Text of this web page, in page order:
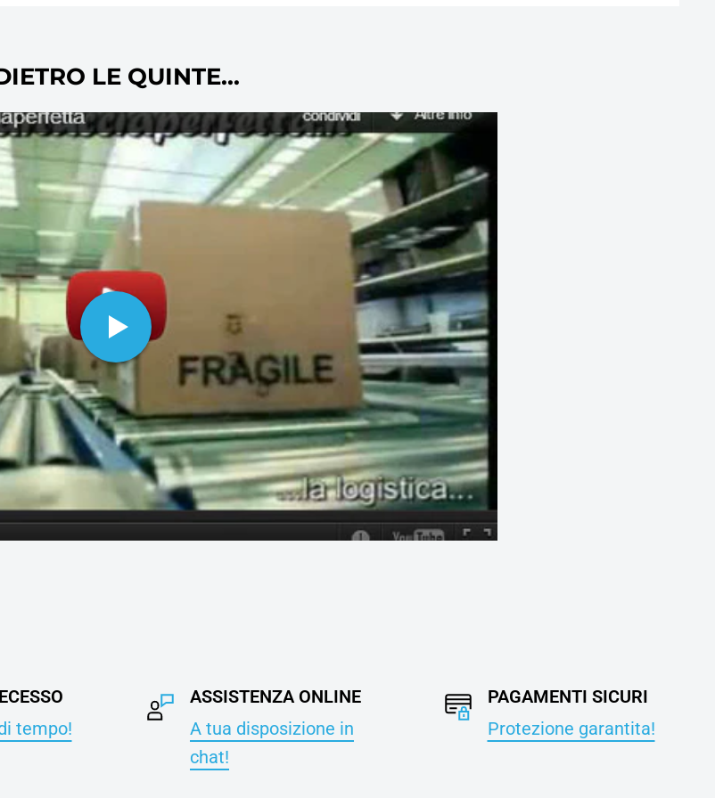
oltre ovviamente alla carta per stampanti e fotocopie.
LE QUINTE...
tempo!
ASSISTENZA ONLINE
A tua disposizione in
chat!
PAGAMENTI SICURI
Protezione garantita!